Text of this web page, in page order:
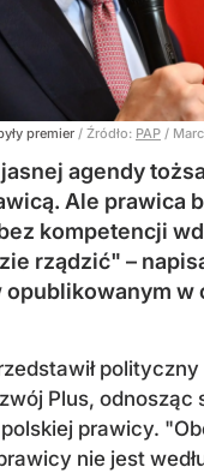
premier / Źródło: PAP /
agendy
Ale prawica
kompetencji
rządzić" –
opublikowanym w
Plus, odnosząc
prawicy.
nie jest